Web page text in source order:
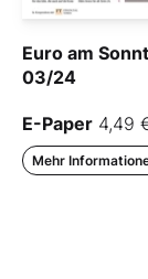
Euro am
03/24
E-Paper 4,49
Mehr